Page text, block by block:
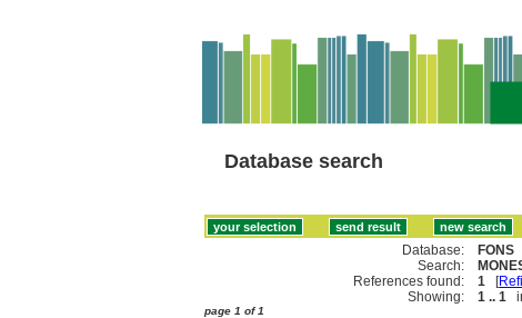
Database search
Database:
FONS
Search:
References found:
1 [
Showing:
1 .. 1
page 1 of 1